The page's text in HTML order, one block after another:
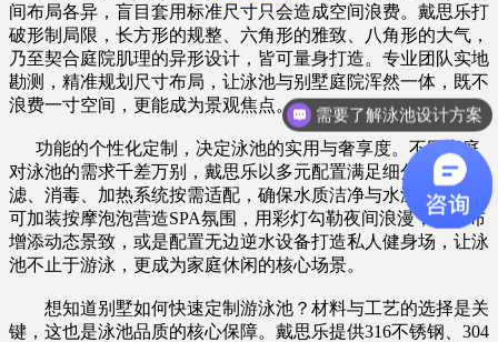
间布局各异，盲目套用标准尺寸只会造成空间浪费。戴思乐打
破形制局限，长方形的规整、六角形的雅致、八角形的大气，
乃至契合庭院肌理的异形设计，皆可量身打造。专业团队实地
勘测，精准规划尺寸布局，让泳池与别墅庭院浑然一体，既不
浪费一寸空间，更能成为景观焦点。
功能的个性化定制，决定泳池的实用与奢享度。不同家庭
对泳池的需求千差万别，戴思乐以多元配置满足细分需求。过
滤、消毒、加热系统按需适配，确保水质洁净与水温适宜；更
可加装按摩泡泡营造SPA氛围，用彩灯勾勒夜间浪漫，以瀑布
增添动态景致，或是配置无边逆水设备打造私人健身场，让泳
池不止于游泳，更成为家庭休闲的核心场景。
想知道别墅如何快速定制游泳池？材料与工艺的选择是关
键，这也是泳池品质的核心保障。戴思乐提供316不锈钢、304
需要了解泳池设计方案